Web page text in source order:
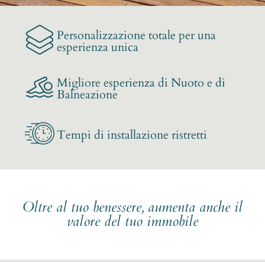
Personalizzazione totale per una
esperienza unica
Migliore esperienza di Nuoto e di
Balneazione
Tempi di installazione ristretti
Oltre al tuo benessere, aumenta anche il
valore del tuo immobile